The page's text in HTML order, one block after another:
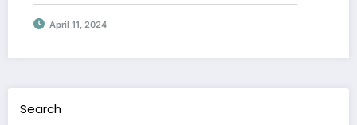
April 11, 2024
Search